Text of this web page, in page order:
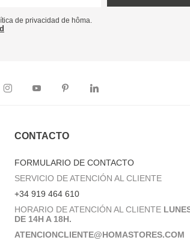
de privacidad de hôma.
CONTACTO
FORMULARIO DE CONTACTO
SERVICIO DE ATENCIÓN AL CLIENTE
+34 919 464 610
HORARIO DE ATENCIÓN AL CLIENTE
DE 14H A 18H.
ATENCIONCLIENTE@HOMASTORES.COM